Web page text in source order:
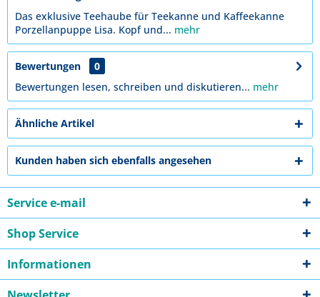
Das exklusive Teehaube für Teekanne und Kaffeekanne
Porzellanpuppe Lisa. Kopf und... mehr
Bewertungen
0
Bewertungen lesen, schreiben und diskutieren... mehr
Ähnliche Artikel
Kunden haben sich ebenfalls angesehen
Service e-mail
Shop Service
Informationen